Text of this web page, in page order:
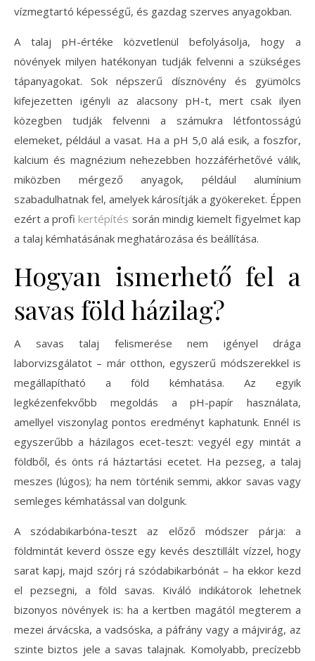
vízmegtartó képességű, és gazdag szerves anyagokban.
A talaj pH-értéke közvetlenül befolyásolja, hogy a
növények milyen hatékonyan tudják felvenni a szükséges
tápanyagokat. Sok népszerű dísznövény és gyümölcs
kifejezetten igényli az alacsony pH-t, mert csak ilyen
közegben tudják felvenni a számukra létfontosságú
elemeket, például a vasat. Ha a pH 5,0 alá esik, a foszfor,
kalcium és magnézium nehezebben hozzáférhetővé válik,
miközben mérgező anyagok, például alumínium
szabadulhatnak fel, amelyek károsítják a gyökereket. Éppen
ezért a profi kertépítés során mindig kiemelt figyelmet kap
a talaj kémhatásának meghatározása és beállítása.
Hogyan ismerhető fel a
savas föld házilag?
A savas talaj felismerése nem igényel drága
laborvizsgálatot – már otthon, egyszerű módszerekkel is
megállapítható a föld kémhatása. Az egyik
legkézenfekvőbb megoldás a pH-papír használata,
amellyel viszonylag pontos eredményt kaphatunk. Ennél is
egyszerűbb a házilagos ecet-teszt: vegyél egy mintát a
földből, és önts rá háztartási ecetet. Ha pezseg, a talaj
meszes (lúgos); ha nem történik semmi, akkor savas vagy
semleges kémhatással van dolgunk.
A szódabikarbóna-teszt az előző módszer párja: a
földmintát keverd össze egy kevés desztillált vízzel, hogy
sarat kapj, majd szórj rá szódabikarbónát – ha ekkor kezd
el pezsegni, a föld savas. Kiváló indikátorok lehetnek
bizonyos növények is: ha a kertben magától megterem a
mezei árvácska, a vadsóska, a páfrány vagy a májvirág, az
szinte biztos jele a savas talajnak. Komolyabb, precízebb